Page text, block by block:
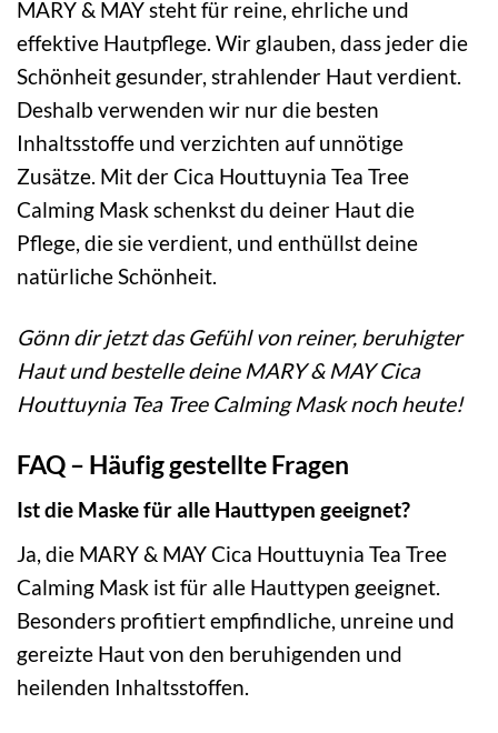
MARY & MAY steht für reine, ehrliche und
effektive Hautpflege. Wir glauben, dass jeder die
Schönheit gesunder, strahlender Haut verdient.
Deshalb verwenden wir nur die besten
Inhaltsstoffe und verzichten auf unnötige
Zusätze. Mit der Cica Houttuynia Tea Tree
Calming Mask schenkst du deiner Haut die
Pflege, die sie verdient, und enthüllst deine
natürliche Schönheit.
Gönn dir jetzt das Gefühl von reiner, beruhigter
Haut und bestelle deine MARY & MAY Cica
Houttuynia Tea Tree Calming Mask noch heute!
FAQ – Häufig gestellte Fragen
Ist die Maske für alle Hauttypen geeignet?
Ja, die MARY & MAY Cica Houttuynia Tea Tree
Calming Mask ist für alle Hauttypen geeignet.
Besonders profitiert empfindliche, unreine und
gereizte Haut von den beruhigenden und
heilenden Inhaltsstoffen.